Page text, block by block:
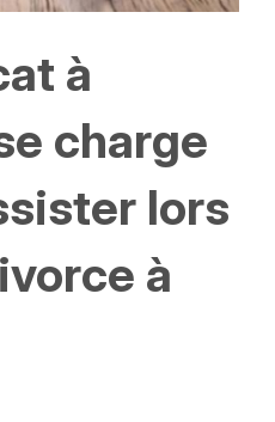
à
charge
lors
à